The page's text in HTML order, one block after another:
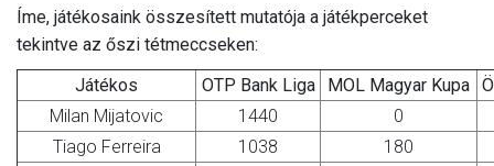
Íme, játékosaink összesített mutatója a játékperceket
tekintve az őszi tétmeccseken:
Játékos
OTP Bank Liga MOL Magyar Kupa
Milan Mijatovic
1440
0
Tiago Ferreira
1038
180